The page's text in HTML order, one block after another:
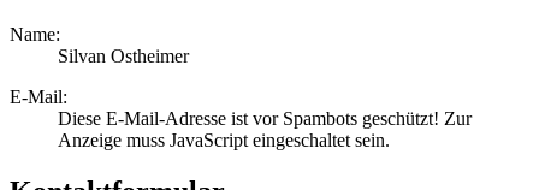
Name:
Silvan Ostheimer
E-Mail:
Diese E-Mail-Adresse ist vor Spambots geschützt! Zur
Anzeige muss JavaScript eingeschaltet sein.